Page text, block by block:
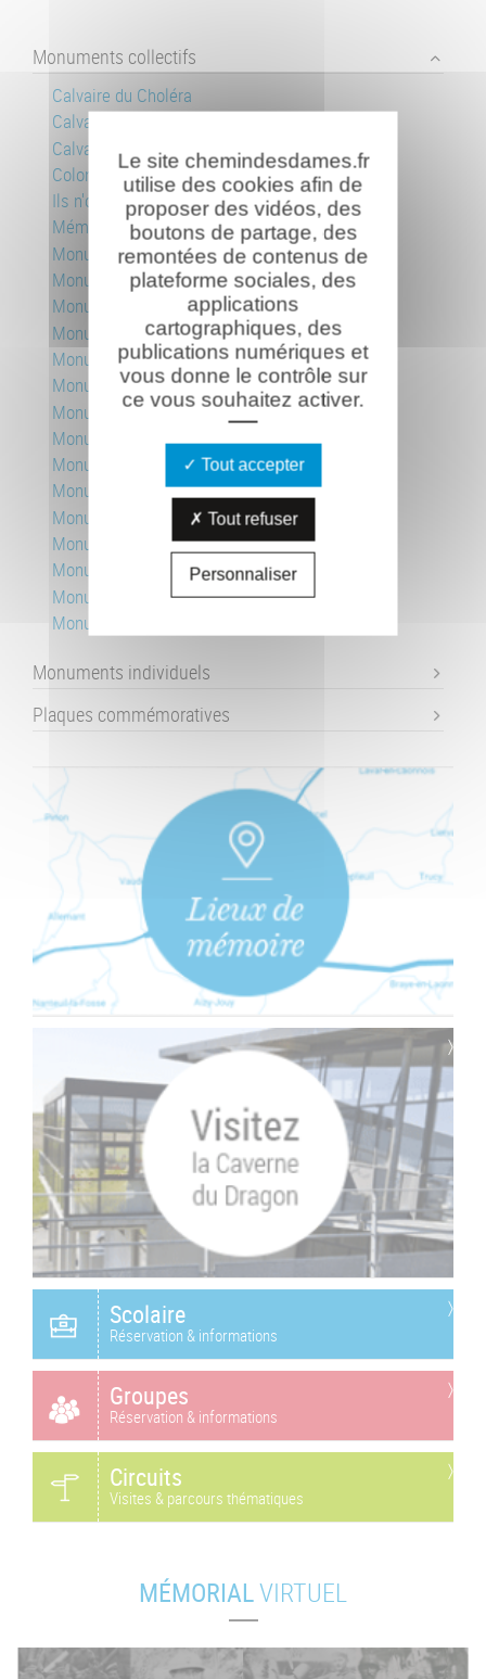
Monuments collectifs
Calvaire du Choléra
Calvaire Lafont-Leveau
Calvaire Meneteau-Barreau
Colonne des Britanniques
Ils n'ont pas choisi leur sépulture
Mémorial international aux rygbymen
Monument allemand, Pancy-Courtecon
Monument des aviateurs
Monument aux soldats russes
Monument des crapouillots
Monument des Marie-Louise
Monument au 4e Régiment de Zouaves
Monument au 8e et 208e RI
Monument au 18e RI
Monument du 27e BCA
Monument au 31e RI
Monument de la 38e DI, fort de la Malmaison
Monument aux 41e BCP
Monument de la 164e DI
Monument du Plateau de Californie
Monument du R.I.C.M.
Monuments individuels
Plaques commémoratives
Scolaire
Réservation & informations
Groupes
Réservation & informations
Circuits
Visites & parcours thématiques
MÉMORIALVIRTUEL
Le site chemindesdames.fr
utilise des cookies afin de
proposer des vidéos, des
boutons de partage, des
remontées de contenus de
plateforme sociales, des
applications
cartographiques, des
publications numériques et
vous donne le contrôle sur
ce vous souhaitez activer.
Tout accepter
Tout refuser
Personnaliser